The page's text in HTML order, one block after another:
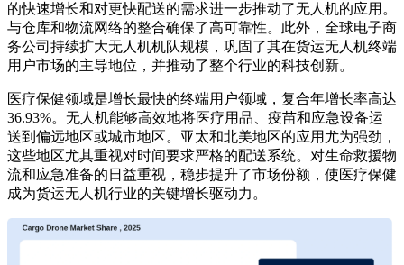
的快速增长和对更快配送的需求进一步推动了无人机的应用。
与仓库和物流网络的整合确保了高可靠性。此外，全球电子商
务公司持续扩大无人机机队规模，巩固了其在货运无人机终端
用户市场的主导地位，并推动了整个行业的科技创新。
医疗保健领域是增长最快的终端用户领域，复合年增长率高达
36.93%。无人机能够高效地将医疗用品、疫苗和应急设备运
送到偏远地区或城市地区。亚太和北美地区的应用尤为强劲，
这些地区尤其重视对时间要求严格的配送系统。对生命救援物
流和应急准备的日益重视，稳步提升了市场份额，使医疗保健
成为货运无人机行业的关键增长驱动力。